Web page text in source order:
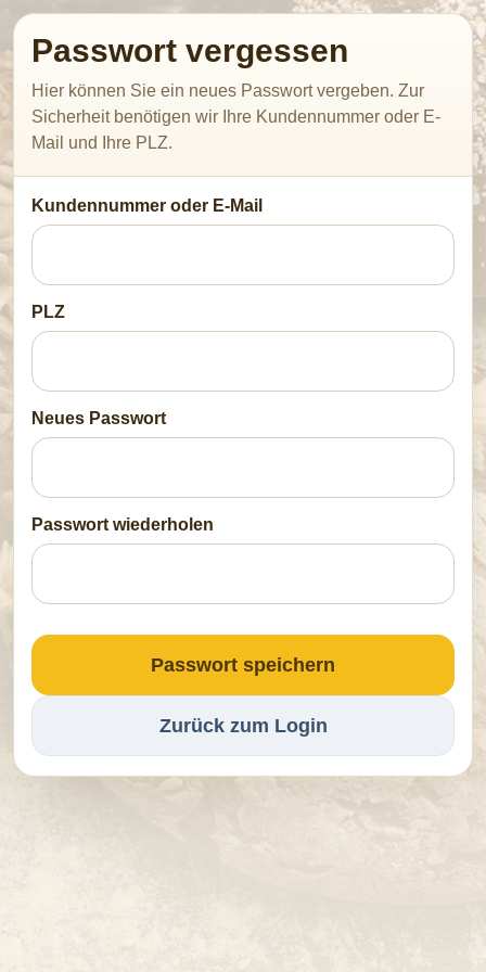
Passwort vergessen
Hier können Sie ein neues Passwort vergeben. Zur
Sicherheit benötigen wir Ihre Kundennummer oder E-
Mail und Ihre PLZ.
Kundennummer oder E-Mail
PLZ
Neues Passwort
Passwort wiederholen
Passwort speichern
Zurück zum Login